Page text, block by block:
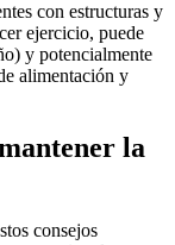
con estructuras y
ejercicio, puede
y potencialmente
alimentación y
la
consejos